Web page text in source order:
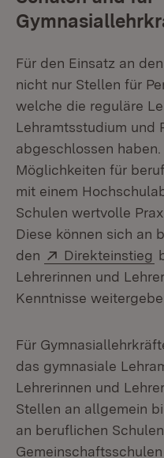
Für den Einsatz an
nicht nur Stellen für
welche die reguläre
Lehramtsstudium und
abgeschlossen
Möglichkeiten für
mit einem
Schulen wertvolle
Diese können sich an
den
Extern:
Direkteinstieg
Lehrerinnen und
Kenntnisse
Für
das gymnasiale
Lehrerinnen und
Stellen an allgemein
an beruflichen